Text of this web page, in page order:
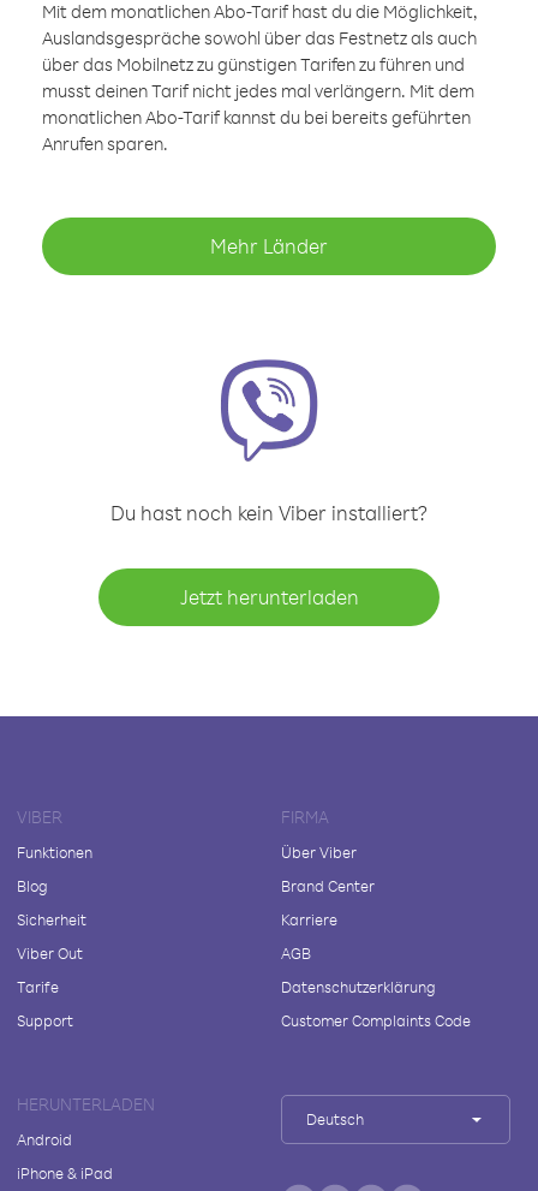
Mit dem monatlichen Abo-Tarif hast du die Möglichkeit,
Auslandsgespräche sowohl über das Festnetz als auch
über das Mobilnetz zu günstigen Tarifen zu führen und
musst deinen Tarif nicht jedes mal verlängern. Mit dem
monatlichen Abo-Tarif kannst du bei bereits geführten
Anrufen sparen.
Mehr Länder
Du hast noch kein Viber installiert?
Jetzt herunterladen
VIBER
Funktionen
Blog
Sicherheit
Viber Out
Tarife
Support
FIRMA
Über Viber
Brand Center
Karriere
AGB
Datenschutzerklärung
Customer Complaints Code
HERUNTERLADEN
Android
iPhone & iPad
Deutsch